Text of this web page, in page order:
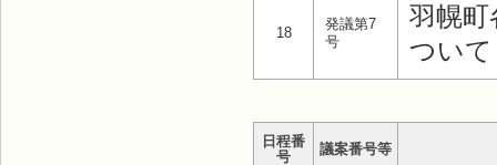
18
発議第7
号
羽幌町
ついて
日程番
号
議案番号等